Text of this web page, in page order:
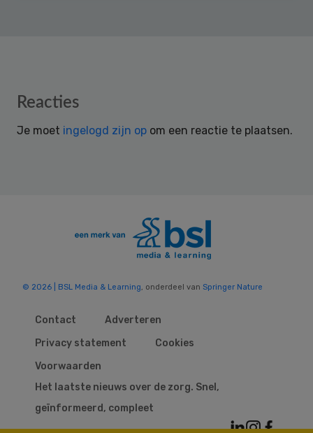
Reader
Reacties
Je moet ingelogd zijn op om een reactie te plaatsen.
© 2026 | BSL Media & Learning , onderdeel van Springer Nature
Contact
Adverteren
Privacy statement
Cookies
Voorwaarden
Het laatste nieuws over de zorg. Snel,
geïnformeerd, compleet